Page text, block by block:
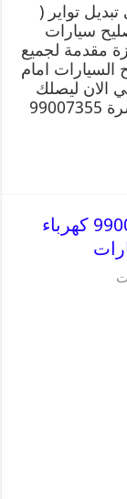
تواير (
سيارات
مقدمة لجميع
السيارات امام
الان ليصلك
اقرب بشر من موقعي تواصل معنا مباشرة 99007355
بنشر متنقل | كراج القادسية 99007355 كهرباء